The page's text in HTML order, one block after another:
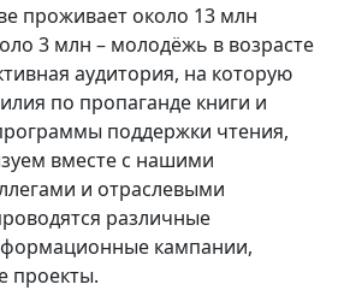
проживает около 13 млн
3 млн – молодёжь в возрасте
аудитория, на которую
по пропаганде книги и
поддержки чтения,
вместе с нашими
и отраслевыми
различные
кампании,
проекты.